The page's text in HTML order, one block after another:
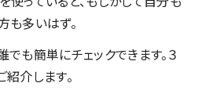
も多いはず。
も簡単にチェックできます。３
介します。